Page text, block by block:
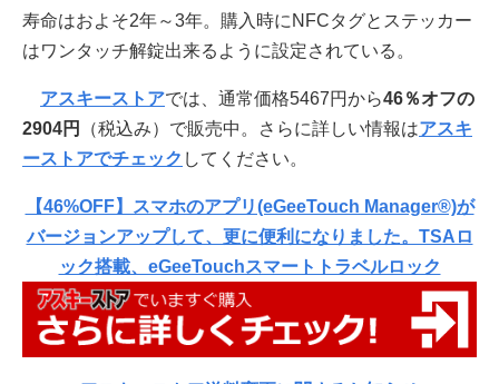
寿命はおよそ2年～3年。購入時にNFCタグとステッカー
はワンタッチ解錠出来るように設定されている。
アスキーストアでは、通常価格5467円から46％オフの
2904円
（税込み）で販売中。さらに詳しい情報はアスキ
ーストアでチェック してください。
【46%OFF】スマホのアプリ(eGeeTouch Manager®)が
バージョンアップして、更に便利になりました。TSAロ
ック搭載、eGeeTouchスマートトラベルロック